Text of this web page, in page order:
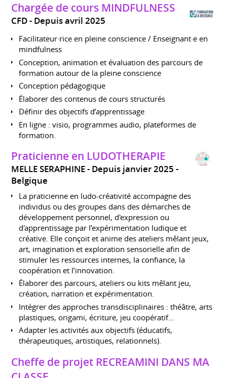
Chargée de cours MINDFULNESS
CFD Depuis avril 2025
Facilitateur·rice en pleine conscience / Enseignant·e en
mindfulness
Conception, animation et évaluation des parcours de
formation autour de la pleine conscience
Conception pédagogique
Élaborer des contenus de cours structurés
Définir des objectifs d’apprentissage
En ligne : visio, programmes audio, plateformes de
formation.
Praticienne en LUDOTHERAPIE
MELLE SERAPHINE
Depuis janvier 2025
Belgique
La praticienne en ludo-créativité accompagne des
individus ou des groupes dans des démarches de
développement personnel, d'expression ou
d'apprentissage par l’expérimentation ludique et
créative. Elle conçoit et anime des ateliers mêlant jeux,
art, imagination et exploration sensorielle afin de
stimuler les ressources internes, la confiance, la
coopération et l’innovation.
Élaborer des parcours, ateliers ou kits mêlant jeu,
création, narration et expérimentation.
Intégrer des approches transdisciplinaires : théâtre, arts
plastiques, origami, écriture, jeu coopératif…
Adapter les activités aux objectifs (éducatifs,
thérapeutiques, artistiques, relationnels).
Cheffe de projet RECREAMINI DANS MA